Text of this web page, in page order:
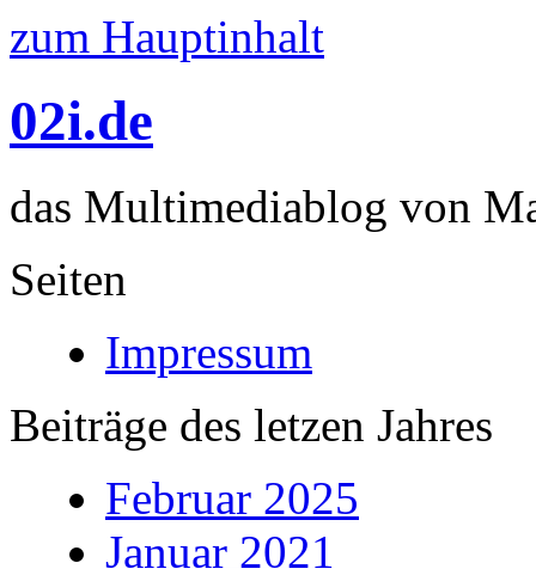
zum Hauptinhalt
02i.de
das Multimediablog von
Seiten
Impressum
Beiträge des letzen Jahres
Februar 2025
Januar 2021